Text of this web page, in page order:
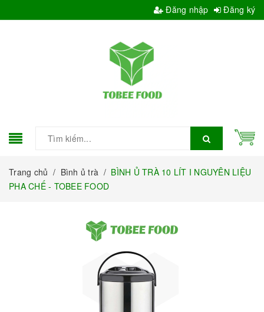
Đăng nhập Đăng ký
Trang chủ / Bình ủ trà / BÌNH Ủ TRÀ 10 LÍT I NGUYÊN LIỆU
PHA CHẾ - TOBEE FOOD